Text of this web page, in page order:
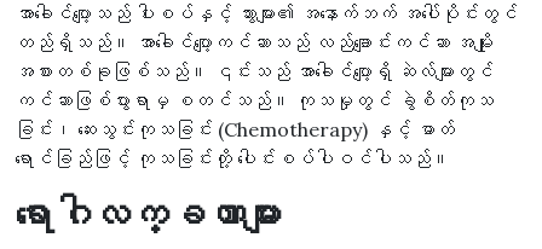
အာခေါင်ပျော့သည် ပါးစပ်နှင့် သွားများ၏ အနောက်ဘက် အပေါ်ပိုင်းတွင်
တည်ရှိသည်။ အာခေါင်ပျော့ကင်ဆာသည် လည်ချောင်းကင်ဆာ အမျိုး
အစားတစ်ခုဖြစ်သည်။ ၎င်းသည် အာခေါင်ပျော့ရှိ ဆဲလ်များတွင်
ကင်ဆာဖြစ်ပွားရာမှ စတင်သည်။ ကုသမှုတွင် ခွဲစိတ်ကုသ
ခြင်း၊ ဆေးသွင်းကုသခြင်း (Chemotherapy) နှင့် ဓာတ်
ရောင်ခြည်ဖြင့် ကုသခြင်းတို့ ပေါင်းစပ်ပါဝင်ပါသည်။
ရောဂါလက္ခဏာများ